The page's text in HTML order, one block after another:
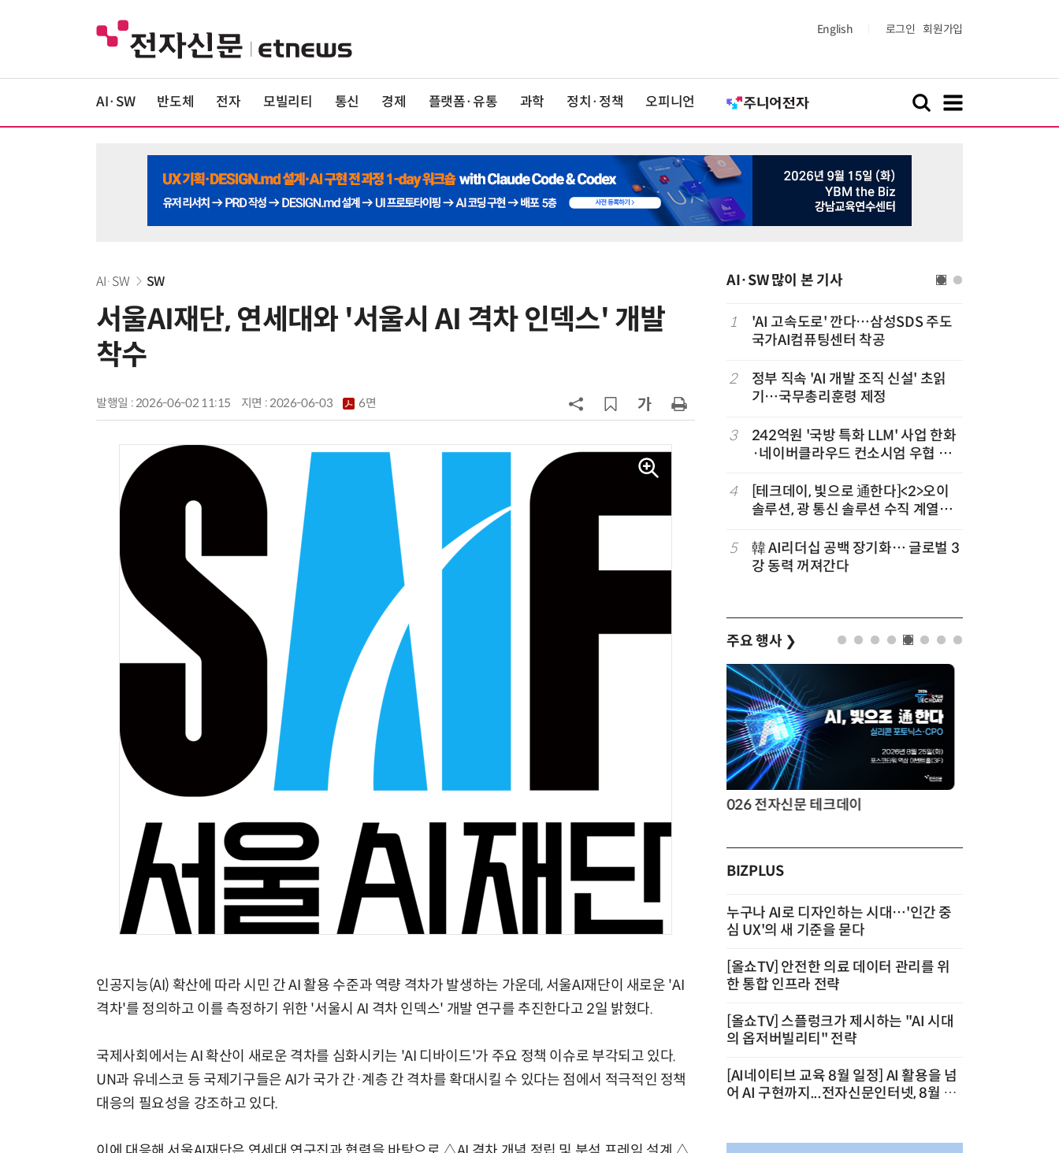
English 로그인 회원가입
AI·SW 반도체 전자 모빌리티 통신 경제 플랫폼·유통 과학 정치·정책 오피니언
AI·SW SW
서울AI재단, 연세대와 '서울시 AI 격차 인덱스' 개발
착수
발행일 : 2026-06-02 11:15 지면 :2026-06-03 6면
인공지능(AI) 확산에 따라 시민 간 AI 활용 수준과 역량 격차가 발생하는 가운데, 서울AI재단이 새로운 'AI
격차'를 정의하고 이를 측정하기 위한 '서울시 AI 격차 인덱스' 개발 연구를 추진한다고 2일 밝혔다.
국제사회에서는 AI 확산이 새로운 격차를 심화시키는 'AI 디바이드'가 주요 정책 이슈로 부각되고 있다.
UN과 유네스코 등 국제기구들은 AI가 국가 간·계층 간 격차를 확대시킬 수 있다는 점에서 적극적인 정책
대응의 필요성을 강조하고 있다.
AI·SW 많이 본 기사
6
美 행정부, AI 모델 '해킹 등 사이버
원 구형 태양전지 IEC 국제표준 개발
과제 공식 승인
다…5개사 등록 솔루션 1439개
앤트로픽·오픈AI 이어 메타도…AI
가 통제 벗어나 외부 해킹
서 젠슨 황 재회동
1
'AI 고속도로' 깐다…삼성SDS 주도
국가AI컴퓨팅센터 착공
2
정부 직속 'AI 개발 조직 신설' 초읽
기…국무총리훈령 제정
3
242억원 '국방 특화 LLM' 사업 한화
·네이버클라우드 컨소시엄 우협 선
4
[테크데이, 빛으로 通한다]<2>오이
솔루션, 광 통신 솔루션 수직 계열
략'
5
韓 AI리더십 공백 장기화… 글로벌 3
강 동력 꺼져간다
주요 행사 ❯
제8회 AI정부 혁신 콘퍼런스
BIZPLUS
누구나 AI로 디자인하는 시대…'인간 중
심 UX'의 새 기준을 묻다
[올쇼TV] 안전한 의료 데이터 관리를 위
한 통합 인프라 전략
[올쇼TV] 스플렁크가 제시하는 "AI 시대
의 옵저버빌리티" 전략
[AI네이티브 교육 8월 일정] AI 활용을 넘
어 AI 구현까지...전자신문인터넷, 8월 실